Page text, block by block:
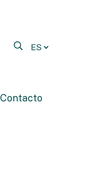
ES
Contacto